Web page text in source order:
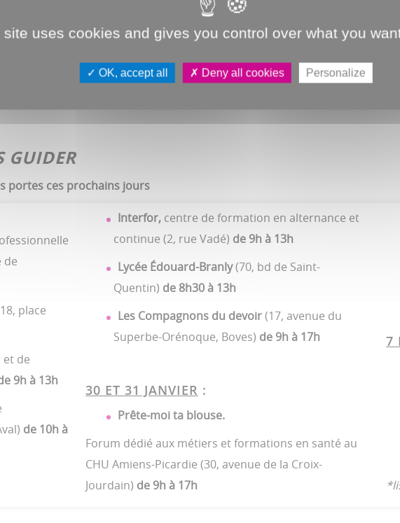
GUIDER
portes ces prochains jours
de
place
et de
9h à 13h
de 10h à
Interfor, centre de formation en alternance et
continue (2, rue Vadé) de 9h à 13h
Lycée Édouard-Branly(70, bd de Saint-
Quentin) de 8h30 à 13h
Les Compagnons du devoir(17, avenue du
Superbe-Orénoque, Boves) de 9h à 17h
30 ET 31 JANVIER :
Prête-moi ta blouse.
Forum dédié aux métiers et formations en santé au
CHU Amiens-Picardie (30, avenue de la Croix-
Jourdain) de 9h à 17h
7
site uses cookies and gives you control over what you want
OK, accept all Deny all cookies Personalize